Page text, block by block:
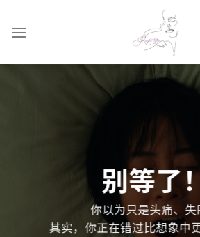
content
别等了
你以为只是头痛、失
其实，你正在错过比想象中